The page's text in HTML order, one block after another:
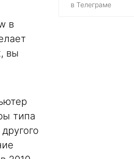
в
вы
типа
в Телеграме